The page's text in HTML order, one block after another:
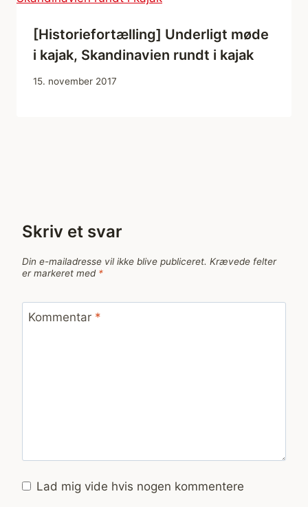
[Historiefortælling] Underligt møde
i kajak, Skandinavien rundt i kajak
15. november 2017
Skriv et svar
Din e-mailadresse vil ikke blive publiceret. Krævede felter
er markeret med *
Kommentar *
Lad mig vide hvis nogen kommentere